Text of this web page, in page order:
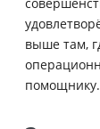
выше там,
помощнику.